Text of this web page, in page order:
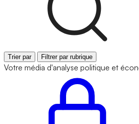
Trier par Filtrer par rubrique
Votre média d'analyse politique et